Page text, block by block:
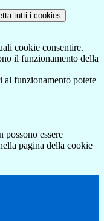
tutti i cookies
cookie consentire.
il funzionamento della
al funzionamento potete
possono essere
pagina della cookie